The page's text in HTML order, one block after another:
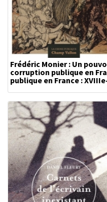
Frédéric Monier : Un
corruption publique en
publique en France :